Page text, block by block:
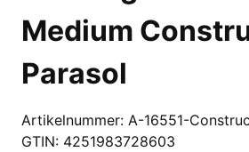
Medium
Parasol
Artikelnummer: A-16551-
GTIN: 4251983728603